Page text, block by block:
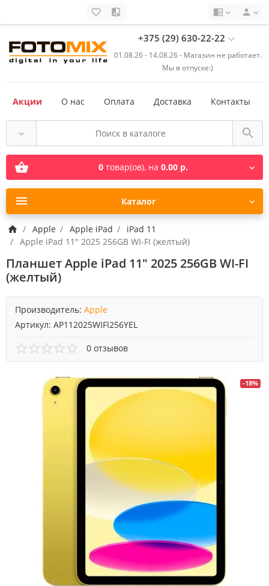
+375 (29) 630-22-22
01.08.26 - 14.08.26 - Магазин не работает.
Мы в отпуске:)
Акции О нас Оплата Доставка Контакты
0товар(ов), на 0.00 р.
Каталог
Apple Apple iPad
iPad 11
Apple iPad 11" 2025 256GB WI-FI (желтый)
Планшет Apple iPad 11" 2025 256GB WI-FI
(желтый)
Производитель: Apple
Артикул: AP112025WIFI256YEL
0 отзывов
-18%